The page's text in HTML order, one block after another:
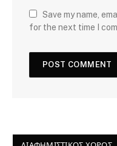
Save my name,
for the next time I